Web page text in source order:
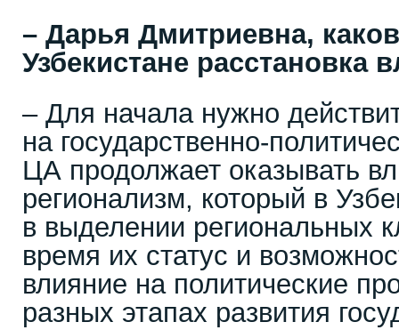
– Дарья Дмитриевна,
Узбекистане расстановка
– Для начала нужно
на государственно-
ЦА продолжает оказывать
регионализм, который в
в выделении региональных
время их статус и
влияние на политические
разных этапах развития